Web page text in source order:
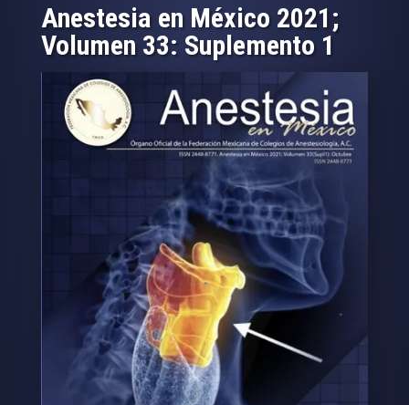
Anestesia en México 2021;
Volumen 33: Suplemento 1